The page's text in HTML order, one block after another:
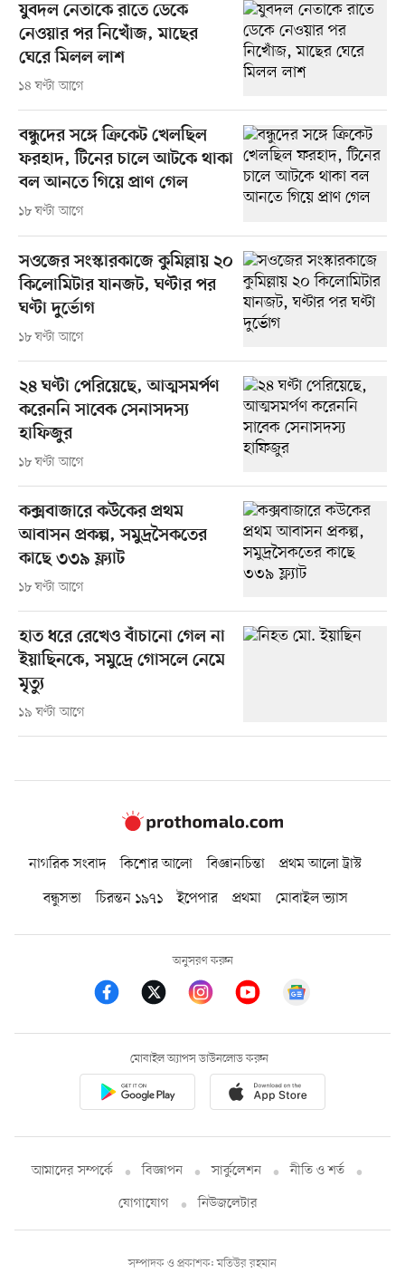
যুবদল নেতাকে রাতে ডেকে
নেওয়ার পর নিখোঁজ, মাছের
ঘেরে মিলল লাশ
১৪ ঘণ্টা আগে
বন্ধুদের সঙ্গে ক্রিকেট খেলছিল
ফরহাদ, টিনের চালে আটকে থাকা
বল আনতে গিয়ে প্রাণ গেল
১৮ ঘণ্টা আগে
সওজের সংস্কারকাজে কুমিল্লায় ২০
কিলোমিটার যানজট, ঘণ্টার পর
ঘণ্টা দুর্ভোগ
১৮ ঘণ্টা আগে
২৪ ঘণ্টা পেরিয়েছে, আত্মসমর্পণ
করেননি সাবেক সেনাসদস্য
হাফিজুর
১৮ ঘণ্টা আগে
কক্সবাজারে কউকের প্রথম
আবাসন প্রকল্প, সমুদ্রসৈকতের
কাছে ৩৩৯ ফ্ল্যাট
১৮ ঘণ্টা আগে
হাত ধরে রেখেও বাঁচানো গেল না
ইয়াছিনকে, সমুদ্রে গোসলে নেমে
মৃত্যু
১৯ ঘণ্টা আগে
নাগরিক সংবাদ কিশোর আলো বিজ্ঞানচিন্তা
প্রথম আলো ট্রাস্ট
বন্ধুসভা
চিরন্তন ১৯৭১ ইপেপার প্রথমা মোবাইল ভ্যাস
অনুসরণ করুন
মোবাইল অ্যাপস ডাউনলোড করুন
আমাদের সম্পর্কে বিজ্ঞাপন সার্কুলেশন
নীতি ও শর্ত
যোগাযোগ
নিউজলেটার
সম্পাদক ও প্রকাশক: মতিউর রহমান